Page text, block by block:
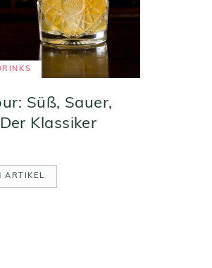
Süß, Sauer,
Klassiker
ARTIKEL